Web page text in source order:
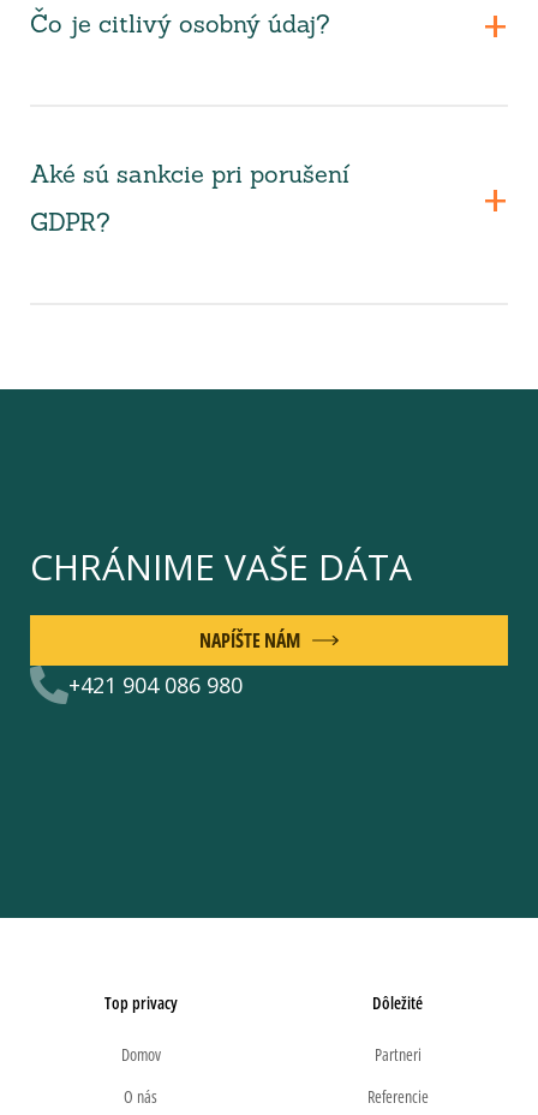
Čo je citlivý osobný údaj?
Aké sú sankcie pri porušení
GDPR?
CHRÁNIME VAŠE DÁTA
+421 904 086 980
NAPÍŠTE NÁM
Top privacy
Domov
O nás
Dôležité
Partneri
Referencie